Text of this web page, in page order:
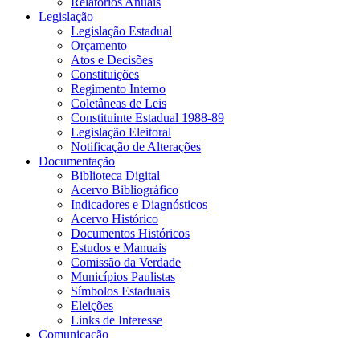
Legislação
Legislação Estadual
Orçamento
Atos e Decisões
Constituições
Regimento Interno
Coletâneas de Leis
Constituinte Estadual 1988-89
Legislação Eleitoral
Notificação de Alterações
Documentação
Biblioteca Digital
Acervo Bibliográfico
Indicadores e Diagnósticos
Acervo Histórico
Documentos Históricos
Estudos e Manuais
Comissão da Verdade
Municípios Paulistas
Símbolos Estaduais
Eleições
Links de Interesse
Comunicação